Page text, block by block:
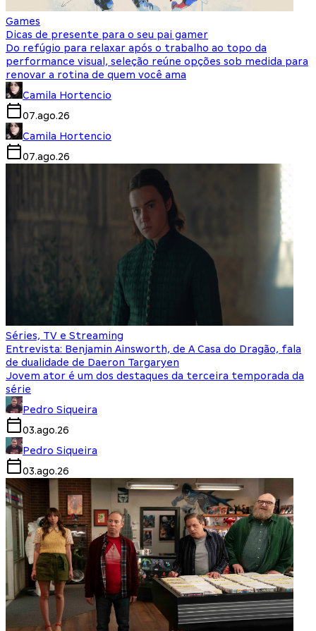
Games
Dicas de presente para o seu pai gamer
Do refúgio para relaxar após o trabalho ao topo da
performance visual, seleção reúne opções sob medida para
renovar a rotina de quem você ama
Camila Hortencio
07.ago.26
Camila Hortencio
07.ago.26
Séries, TV e Streaming
Entrevista: Benjamin Ainsworth, de A Casa do Dragão, fala
de dualidade de Daeron Targaryen
Jovem ator é um dos destaques da terceira temporada da
série
Pedro Siqueira
03.ago.26
Pedro Siqueira
03.ago.26